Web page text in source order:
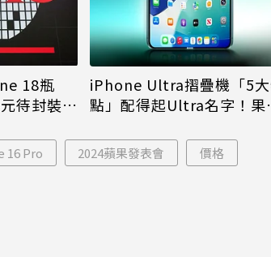
18瓶
待封裝晶
iPhone Ultra摺疊機「5
點」配得起Ultra名字！果
16 Pro 2024蘋果發表會 價格